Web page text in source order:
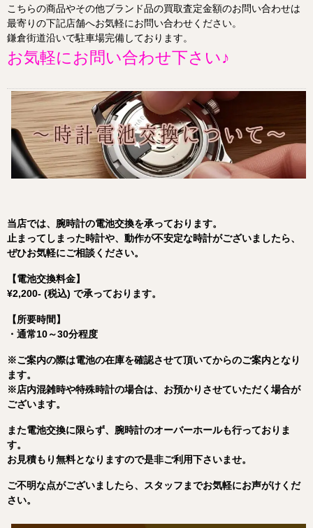
こちらの商品やその他ブランド品の買取査定金額のお問い合わせは
最寄りの下記店舗へお気軽にお問い合わせください。
鎌倉街道沿いで駐車場完備しております。
お気軽にお問い合わせ下さい♪
当店では、 腕時計の電池交換を承っており ます。
止 ま って し まった時計や、 動作が不安定な時計がございま したら、
ぜひお気軽にご相談ください。
【電池交換料金】
¥2,200- (税込) で承っております。
【所要時間】
・ 通常10～30分程度
※ご案内の際は電池の在庫を確認させて頂いてからのご案内となり
ます。
※店内混雑時や特殊時計の場合は、 お預かり させていただく 場合が
ございます。
また電池交換に限らず、腕時計のオーバーホールも行っておりま
す。
お見積もり無料となりますので是非ご利用下さいませ。
ご不明な点がございま したら、 スタッフ までお気軽にお声がけくだ
さい。